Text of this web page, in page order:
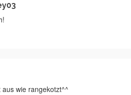
aus wie rangekotzt^^